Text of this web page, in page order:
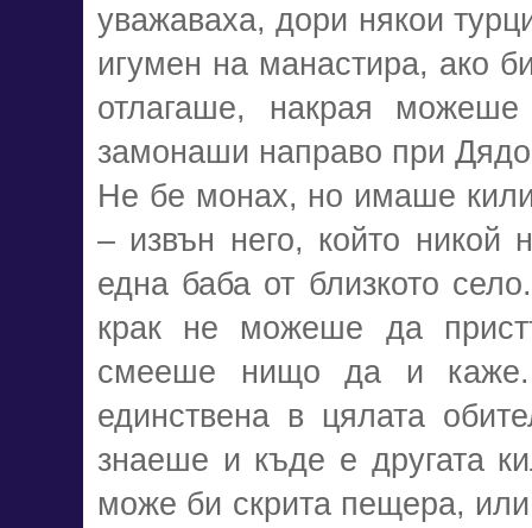
уважаваха, дори някои
игумен на манастира, ако
отлагаше, накрая
замонаши направо при
Не бе монах, но имаше
– извън него, който
една баба от близкото
крак не можеше да
смееше нищо да и
единствена в цялата
знаеше и къде е другата
може би скрита пещера,